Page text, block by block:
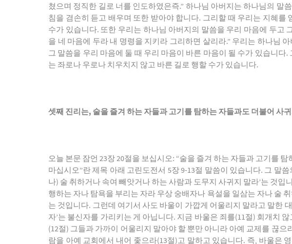
쳤으며 정직한 길로 너를 인도하였은즉.” 하나님 아버지는 하나님의
침을 겸손히 듣고 배우며 또한 받아야 합니다. 그리할 때 우리는 지혜
수가 있습니다. 또한 우리는 하나님 아버지의 말씀을 우리 마음에 두고
을 네 마음에 두라 내 명령을 지키라 그리하면 살리라.” 우리는 하나님
그 말씀을 우리 마음에 둘 때 우리 마음이 바른 마음이 될 수가 있습니
는 좌로나 우로나 치우치지 않고 바른 길로 행할 수가 있습니다.
셋째 진리는, 술을 즐겨 하는 자들과 고기를 탐하는 자들과도 더불어 사
오늘 본문 잠언 23장 20절을 보십시오: “술을 즐겨 하는 자들과 고기를
마십시오”란 제목 아래 고린도전서 5장 9-13절 말씀이 있습니다. 그 말
나) 술 취하거나 속여 빼앗거나 하는 사람과 도무지 사귀지 말라’는 것입
행하는 자나 탐욕을 부리는 자라 우상 숭배자나 욕설을 일삼는 자나 술
는 것입니다. 그런데 여기서 사도 바울이 가깝게 어울리지 말라고 말한
자’는 불신자를 가리키는 게 아닙니다. 지금 바울은 죄를(11절) 회개치
(12절) 그들과 가까이 어울리지 말아야 할 뿐만 아니라 아예 교제를 끊
람을 아예 교회에서 내어 좇으라(13절)고 말하고 있습니다. 즉, 바울은